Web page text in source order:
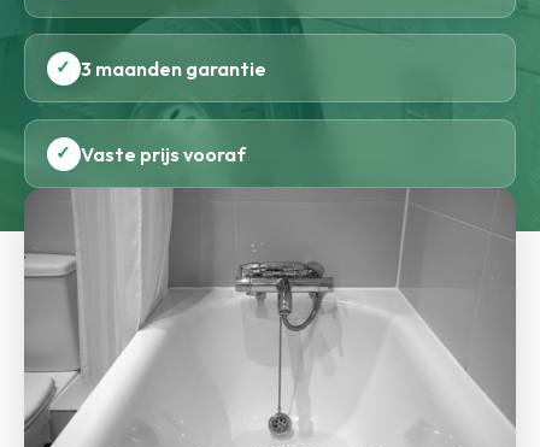
✓ 3 maanden garantie
✓ Vaste prijs vooraf